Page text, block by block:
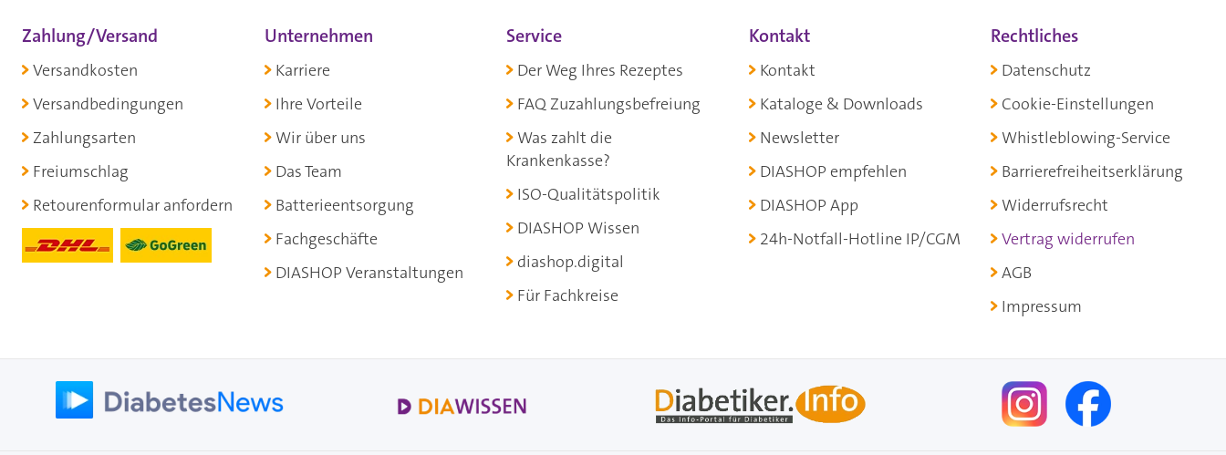
Zahlung/Versand
Versandkosten
Versandbedingungen
Zahlungsarten
Freiumschlag
Retourenformular anfordern
Unternehmen
Karriere
Ihre Vorteile
Wir über uns
Das Team
Batterieentsorgung
Fachgeschäfte
DIASHOP Veranstaltungen
Service
Der Weg Ihres Rezeptes
FAQ Zuzahlungsbefreiung
Was zahlt die
Krankenkasse?
ISO-Qualitätspolitik
DIASHOP Wissen
diashop.digital
Für Fachkreise
Kontakt
Kontakt
Kataloge & Downloads
Newsletter
DIASHOP empfehlen
DIASHOP App
24h-Notfall-Hotline IP/CGM
Rechtliches
Datenschutz
Cookie-Einstellungen
Whistleblowing-Service
Barrierefreiheitserklärung
Widerrufsrecht
Vertrag widerrufen
AGB
Impressum